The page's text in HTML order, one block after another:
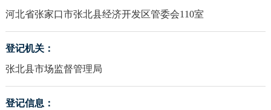
河北省张家口市张北县经济开发区管委会110室
登记机关：
张北县市场监督管理局
登记信息：